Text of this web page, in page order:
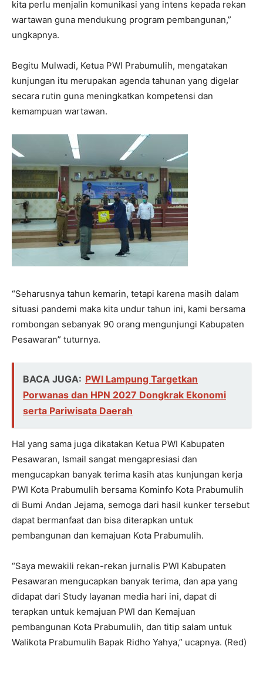
kita perlu menjalin komunikasi yang intens kepada rekan
wartawan guna mendukung program pembangunan,”
ungkapnya.
Begitu Mulwadi, Ketua PWI Prabumulih, mengatakan
kunjungan itu merupakan agenda tahunan yang digelar
secara rutin guna meningkatkan kompetensi dan
kemampuan wartawan.
“Seharusnya tahun kemarin, tetapi karena masih dalam
situasi pandemi maka kita undur tahun ini, kami bersama
rombongan sebanyak 90 orang mengunjungi Kabupaten
Pesawaran” tuturnya.
BACA JUGA: PWI Lampung Targetkan
Porwanas dan HPN 2027 Dongkrak Ekonomi
serta Pariwisata Daerah
Hal yang sama juga dikatakan Ketua PWI Kabupaten
Pesawaran, Ismail sangat mengapresiasi dan
mengucapkan banyak terima kasih atas kunjungan kerja
PWI Kota Prabumulih bersama Kominfo Kota Prabumulih
di Bumi Andan Jejama, semoga dari hasil kunker tersebut
dapat bermanfaat dan bisa diterapkan untuk
pembangunan dan kemajuan Kota Prabumulih.
“Saya mewakili rekan-rekan jurnalis PWI Kabupaten
Pesawaran mengucapkan banyak terima, dan apa yang
didapat dari Study layanan media hari ini, dapat di
terapkan untuk kemajuan PWI dan Kemajuan
pembangunan Kota Prabumulih, dan titip salam untuk
Walikota Prabumulih Bapak Ridho Yahya,” ucapnya. (Red)